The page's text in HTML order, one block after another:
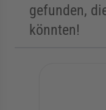
gefunden,
könnten!